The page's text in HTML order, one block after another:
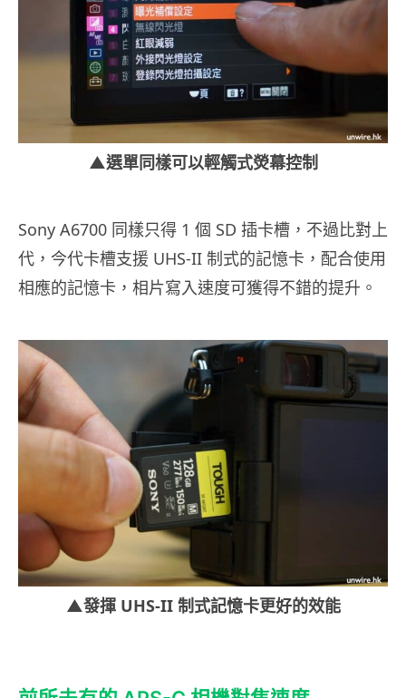
▲選單同樣可以輕觸式熒幕控制
Sony A6700 同樣只得 1 個 SD 插卡槽，不過比對上
代，今代卡槽支援 UHS-II 制式的記憶卡，配合使用
相應的記憶卡，相片寫入速度可獲得不錯的提升。
▲發揮 UHS-II 制式記憶卡更好的效能